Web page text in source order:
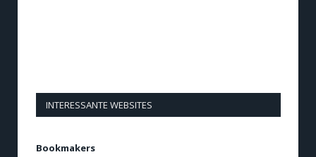
INTERESSANTE WEBSITES
Bookmakers